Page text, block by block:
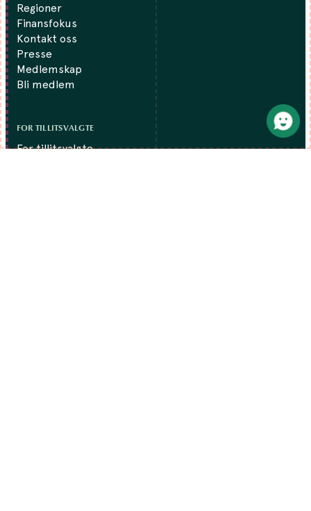
Regioner
Finansfokus
Kontakt oss
Presse
Medlemskap
Bli medlem
FOR TILLITSVALGTE
For tillitsvalgte